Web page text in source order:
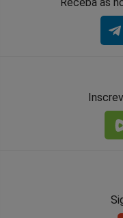
Receba as